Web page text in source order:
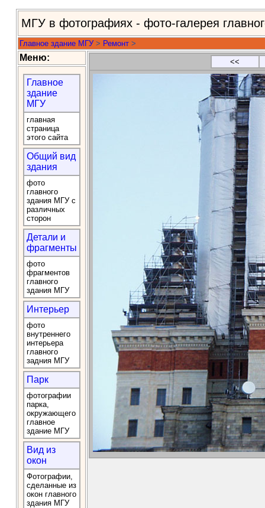
МГУ в фотографиях - фото-галерея
Главное здание МГУ > Ремонт >
Меню: <<
Главное
здание
МГУ
главная
страница
этого сайта
Общий вид
здания
фото
главного
здания МГУ с
различных
сторон
Детали и
фрагменты
фото
фрагментов
главного
здания МГУ
Интерьер
фото
внутреннего
интерьера
главного
задния МГУ
Парк
фотографии
парка,
окружающего
главное
здание МГУ
Вид из
окон
Фотографии,
сделанные из
окон главного
здания МГУ